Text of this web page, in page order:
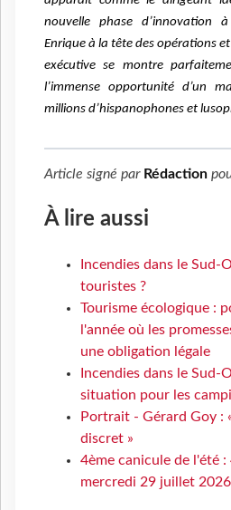
nouvelle phase d’innovation
Enrique à la tête des opérations et
exécutive se montre
l’immense opportunité d’un
millions d’hispanophones et
Article signé par Rédaction
À lire aussi
Incendies dans le Sud-
touristes ?
Tourisme écologique :
l'année où les
une obligation légale
Incendies dans le Sud-
situation pour les
Portrait - Gérard Goy :
discret »
4ème canicule de l'été
mercredi 29 juillet 2026